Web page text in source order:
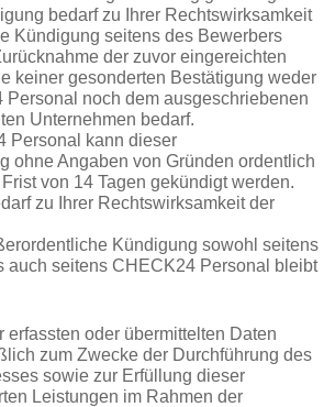
bedarf zu Ihrer Rechtswirksamkeit
Kündigung seitens des Bewerbers
der zuvor eingereichten
keiner gesonderten Bestätigung weder
Personal noch dem ausgeschriebenen
Unternehmen bedarf.
Personal kann dieser
ohne Angaben von Gründen ordentlich
von 14 Tagen gekündigt werden.
zu Ihrer Rechtswirksamkeit der
Kündigung sowohl seitens
auch seitens CHECK24 Personal bleibt
erfassten oder übermittelten Daten
zum Zwecke der Durchführung des
sowie zur Erfüllung dieser
Leistungen im Rahmen der